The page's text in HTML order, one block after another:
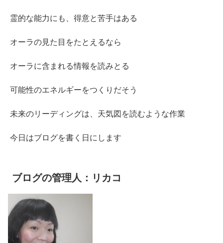
霊的な能力にも、得意と苦手はある
オーラの見た目をたとえるなら
オーラに含まれる情報を読みとる
可能性のエネルギーをつくりだそう
未来のリーディングは、天気図を読むような作業
今日はブログを書く日にします
ブログの管理人：リカコ